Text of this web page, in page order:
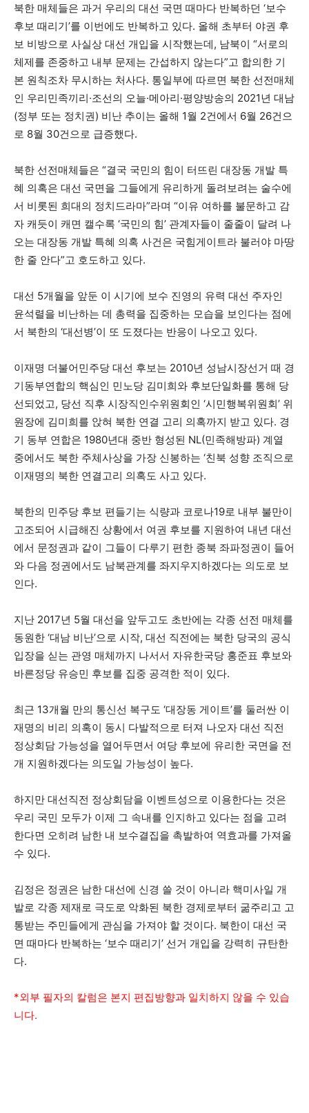
북한 매체들은 과거 우리의 대선 국면 때마다 반복하던 ‘보수
후보 때리기’를 이번에도 반복하고 있다. 올해 초부터 야권 후
보 비방으로 사실상 대선 개입을 시작했는데, 남북이 “서로의
체제를 존중하고 내부 문제는 간섭하지 않는다”고 합의한 기
본 원칙조차 무시하는 처사다. 통일부에 따르면 북한 선전매체
인 우리민족끼리·조선의 오늘·메아리·평양방송의 2021년 대남
(정부 또는 정치권) 비난 추이는 올해 1월 2건에서 6월 26건으
로 8월 30건으로 급증했다.
북한 선전매체들은 “결국 국민의 힘이 터뜨린 대장동 개발 특
혜 의혹은 대선 국면을 그들에게 유리하게 돌려보려는 술수에
서 비롯된 희대의 정치드라마”라며 “이유 여하를 불문하고 감
자 캐듯이 캐면 캘수록 ‘국민의 힘’ 관계자들이 줄줄이 달려 나
오는 대장동 개발 특혜 의혹 사건은 국힘게이트라 불러야 마땅
한 줄 안다”고 호도하고 있다.
대선 5개월을 앞둔 이 시기에 보수 진영의 유력 대선 주자인
윤석렬을 비난하는 데 총력을 집중하는 모습을 보인다는 점에
서 북한의 ‘대선병’이 또 도졌다는 반응이 나오고 있다.
이재명 더불어민주당 대선 후보는 2010년 성남시장선거 때 경
기동부연합의 핵심인 민노당 김미희와 후보단일화를 통해 당
선되었고, 당선 직후 시장직인수위원회인 ‘시민행복위원회’ 위
원장에 김미희를 앉혀 북한 연결 고리 의혹까지 받고 있다. 경
기 동부 연합은 1980년대 중반 형성된 NL(민족해방파) 계열
중에서도 북한 주체사상을 가장 신봉하는 ‘친북 성향 조직으로
이재명의 북한 연결고리 의혹도 사고 있다.
북한의 민주당 후보 편들기는 식량과 코로나19로 내부 불만이
고조되어 시급해진 상황에서 여권 후보를 지원하여 내년 대선
에서 문정권과 같이 그들이 다루기 편한 종북 좌파정권이 들어
와 다음 정권에서도 남북관계를 좌지우지하겠다는 의도로 보
인다.
지난 2017년 5월 대선을 앞두고도 초반에는 각종 선전 매체를
동원한 ‘대남 비난’으로 시작, 대선 직전에는 북한 당국의 공식
입장을 싣는 관영 매체까지 나서서 자유한국당 홍준표 후보와
바른정당 유승민 후보를 집중 공격한 적이 있다.
최근 13개월 만의 통신선 복구도 ‘대장동 게이트’를 둘러싼 이
재명의 비리 의혹이 동시 다발적으로 터져 나오자 대선 직전
정상회담 가능성을 열어두면서 여당 후보에 유리한 국면을 전
개 지원하겠다는 의도일 가능성이 높다.
하지만 대선직전 정상회담을 이벤트성으로 이용한다는 것은
우리 국민 모두가 이제 그 속내를 인지하고 있다는 점을 고려
한다면 오히려 남한 내 보수결집을 촉발하여 역효과를 가져올
수 있다.
김정은 정권은 남한 대선에 신경 쓸 것이 아니라 핵미사일 개
발로 각종 제재로 극도로 악화된 북한 경제로부터 굶주리고 고
통받는 주민들에게 관심을 가져야 할 것이다. 북한이 대선 국
면 때마다 반복하는 ‘보수 때리기’ 선거 개입을 강력히 규탄한
다.
*외부 필자의 칼럼은 본지 편집방향과 일치하지 않을 수 있습
니다.